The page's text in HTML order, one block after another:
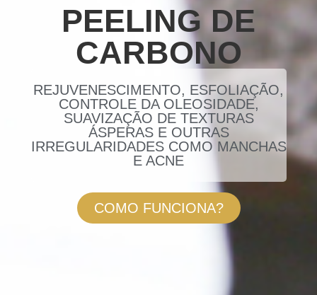
PEELING DE
CARBONO
REJUVENESCIMENTO, ESFOLIAÇÃO,
CONTROLE DA OLEOSIDADE,
SUAVIZAÇÃO DE TEXTURAS
ÁSPERAS E OUTRAS
IRREGULARIDADES COMO MANCHAS
E ACNE
COMO FUNCIONA?